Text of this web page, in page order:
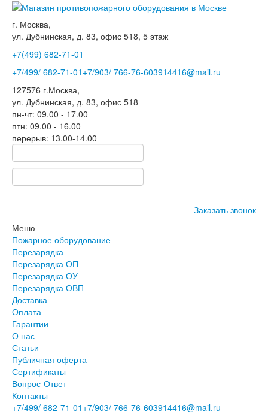
г. Москва,
ул. Дубнинская, д. 83, офис 518, 5 этаж
+7(499) 682-71-01
+7/499/ 682-71-01 +7/903/ 766-76-603914416@mail.ru
127576 г.Москва,
ул. Дубнинская, д. 83, офис 518
пн-чт: 09.00 - 17.00
птн: 09.00 - 16.00
перерыв: 13.00-14.00
Заказать звонок
Меню
Пожарное оборудование
Перезарядка
Перезарядка ОП
Перезарядка ОУ
Перезарядка ОВП
Доставка
Оплата
Гарантии
О нас
Статьи
Публичная оферта
Сертификаты
Вопрос-Ответ
Контакты
+7/499/ 682-71-01 +7/903/ 766-76-603914416@mail.ru